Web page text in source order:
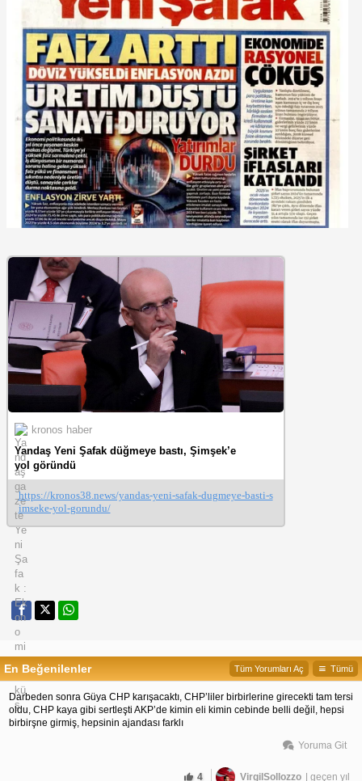
kronos haber
Yandaş Yeni Şafak düğmeye bastı, Şimşek’e
yol göründü
https://kronos38.news/yandas-yeni-safak-dugmeye-basti-s
imseke-yol-gorundu/
En Beğenilenler Tümü
Tüm Yorumları Aç
Darbeden sonra Güya CHP karışacaktı, CHP’liler birbirlerine girecekti tam tersi
oldu, CHP kaya gibi sertleşti AKP’de kimin eli kimin cebinde belli değil, hepsi
birbirşne girmiş, hepsinin ajandası farklı
Yoruma Git
4 VirgilSollozzo | geçen yıl